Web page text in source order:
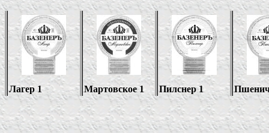
Лагер 1 Мартовское 1 Пилснер 1